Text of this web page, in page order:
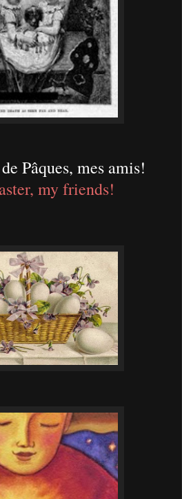
Pâques, mes amis!
my friends!